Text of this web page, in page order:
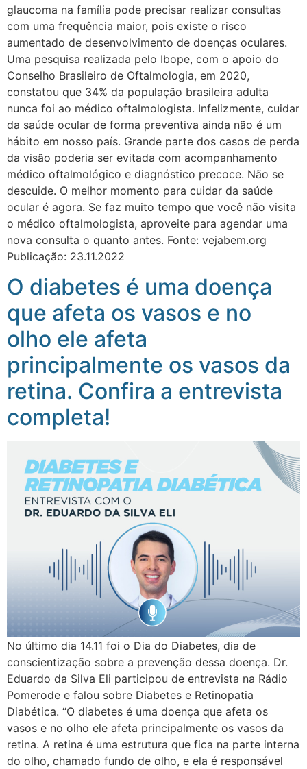
glaucoma na família pode precisar realizar consultas
com uma frequência maior, pois existe o risco
aumentado de desenvolvimento de doenças oculares.
Uma pesquisa realizada pelo Ibope, com o apoio do
Conselho Brasileiro de Oftalmologia, em 2020,
constatou que 34% da população brasileira adulta
nunca foi ao médico oftalmologista. Infelizmente, cuidar
da saúde ocular de forma preventiva ainda não é um
hábito em nosso país. Grande parte dos casos de perda
da visão poderia ser evitada com acompanhamento
médico oftalmológico e diagnóstico precoce. Não se
descuide. O melhor momento para cuidar da saúde
ocular é agora. Se faz muito tempo que você não visita
o médico oftalmologista, aproveite para agendar uma
nova consulta o quanto antes. Fonte: vejabem.org
Publicação: 23.11.2022
O diabetes é uma doença
que afeta os vasos e no
olho ele afeta
principalmente os vasos da
retina. Confira a entrevista
completa!
No último dia 14.11 foi o Dia do Diabetes, dia de
conscientização sobre a prevenção dessa doença. Dr.
Eduardo da Silva Eli participou de entrevista na Rádio
Pomerode e falou sobre Diabetes e Retinopatia
Diabética. “O diabetes é uma doença que afeta os
vasos e no olho ele afeta principalmente os vasos da
retina. A retina é uma estrutura que fica na parte interna
do olho, chamado fundo de olho, e ela é responsável